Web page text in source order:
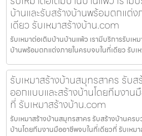
บ้านและรับสร้างบ้านพร้อมตกแต่ง
เดียว รับเหมาสร้างบ้าน.com
รับเหมาต่อเติมบ้านบ้านแพ้ว เรามีบริการรับเห
บ้านพร้อมตกแต่งภายในครบจบในที่เดียว รับเ
รับเหมาสร้างบ้านสมุทรสาคร รับ
ออกแบบและสร้างบ้านโดยทีมงาน
ที่ รับเหมาสร้างบ้าน.com
รับเหมาสร้างบ้านสมุทรสาคร รับสร้างบ้านคร
บ้านโดยทีมงานมืออาชีพจบในที่เดียวที่ รับเห